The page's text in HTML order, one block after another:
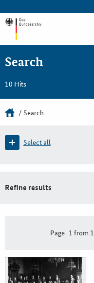
Search
10 Hits
Search
Select all
Refine results
Page 1 from 1